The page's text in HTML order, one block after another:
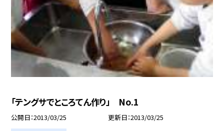
「テングサでところてん作り」 No.1
公開日 2013/03/25 更新日 2013/03/25